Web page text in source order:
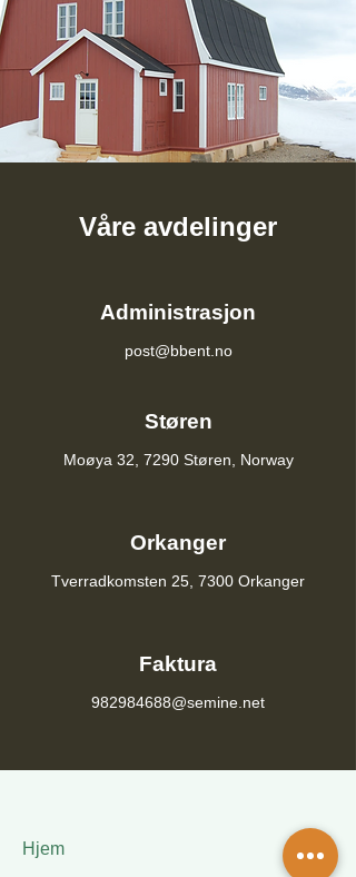
Våre avdelinger
Administrasjon
post@bbent.no
Støren
Moøya 32, 7290 Støren, Norway
Orkanger
Tverradkomsten 25, 7300 Orkanger
Faktura
982984688@semine.net
Hjem